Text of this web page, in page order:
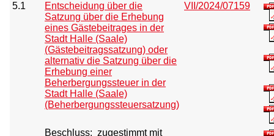
5.1
Entscheidung über die
Satzung über die Erhebung
eines Gästebeitrages in der
Stadt Halle (Saale)
(Gästebeitragssatzung) oder
alternativ die Satzung über die
Erhebung einer
Beherbergungssteuer in der
Stadt Halle (Saale)
(Beherbergungssteuersatzung)
VII/2024/07159
Beschluss: zugestimmt mit